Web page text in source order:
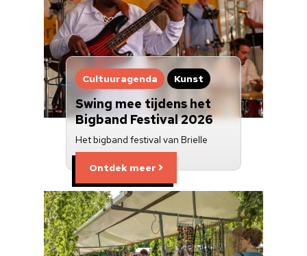
Cultuuragenda Kunst
Swing mee tijdens het
Bigband Festival 2026
Het bigband festival van Brielle
Ontdek meer